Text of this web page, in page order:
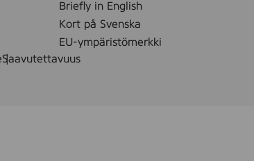
Briefly in English
Kort på Svenska
EU-ympäristömerkki
Saavutettavuus